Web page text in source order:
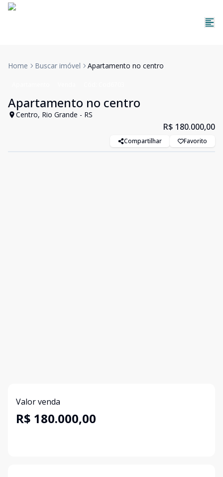
Home Buscar imóvel Apartamento no centro
Apartamento no centro
Centro, Rio Grande - RS
R$ 180.000,00
Compartilhar Favorito
Valor venda
R$ 180.000,00